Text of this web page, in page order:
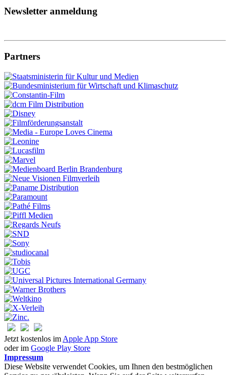
Newsletter anmeldung
Partners
Jetzt kostenlos im Apple App Store
oder im Google Play Store
Impressum
Diese Website verwendet Cookies, um Ihnen den bestmöglichen